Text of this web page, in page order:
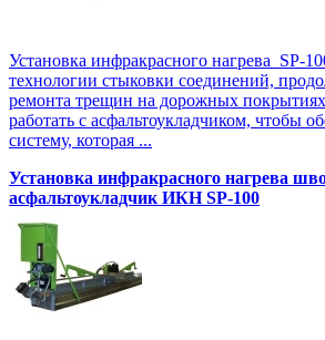
Установка инфракрасного нагрева SP-
технологии стыковки соединений,
ремонта трещин на дорожных
работать с асфальтоукладчиком, чтобы
систему, которая ...
Установка инфракрасного нагрева
асфальтоукладчик ИКН SP-100